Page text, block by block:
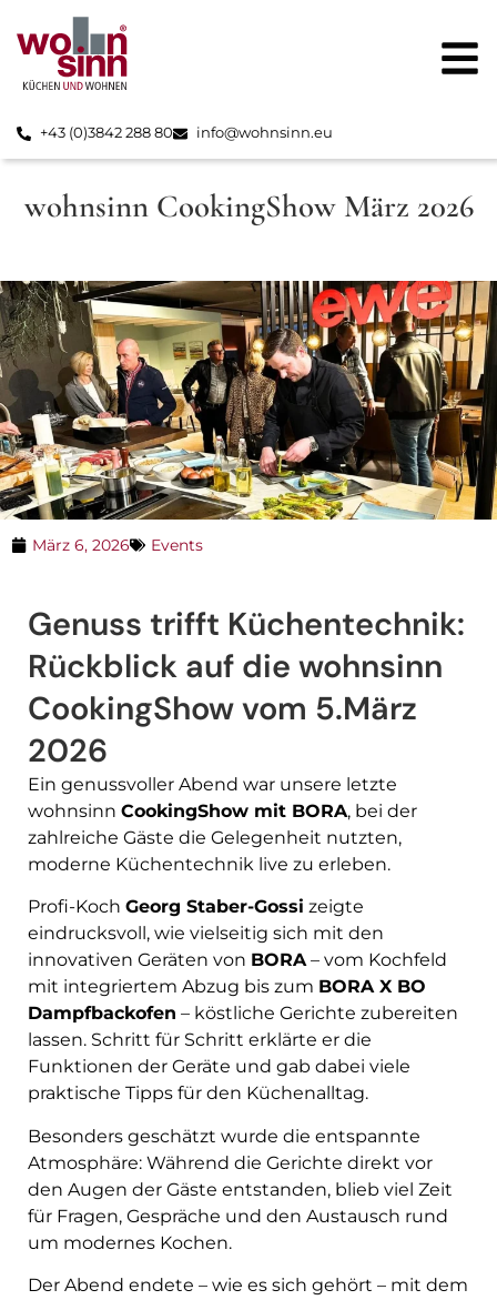
+43 (0)3842 288 80 info@wohnsinn.eu
wohnsinn CookingShow März 2026
März 6, 2026 Events
Genuss trifft Küchentechnik:
Rückblick auf die wohnsinn
CookingShow vom 5.März
2026
Ein genussvoller Abend war unsere letzte
wohnsinn CookingShow mit BORA, bei der
zahlreiche Gäste die Gelegenheit nutzten,
moderne Küchentechnik live zu erleben.
Profi-Koch Georg Staber-Gossi zeigte
eindrucksvoll, wie vielseitig sich mit den
innovativen Geräten von BORA– vom Kochfeld
mit integriertem Abzug bis zum BORA X BO
Dampfbackofen – köstliche Gerichte zubereiten
lassen. Schritt für Schritt erklärte er die
Funktionen der Geräte und gab dabei viele
praktische Tipps für den Küchenalltag.
Besonders geschätzt wurde die entspannte
Atmosphäre: Während die Gerichte direkt vor
den Augen der Gäste entstanden, blieb viel Zeit
für Fragen, Gespräche und den Austausch rund
um modernes Kochen.
Der Abend endete – wie es sich gehört – mit dem